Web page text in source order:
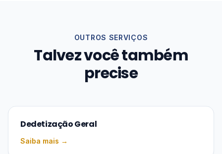
OUTROS SERVIÇOS
Talvez você também
precise
Dedetização Geral
Saiba mais →